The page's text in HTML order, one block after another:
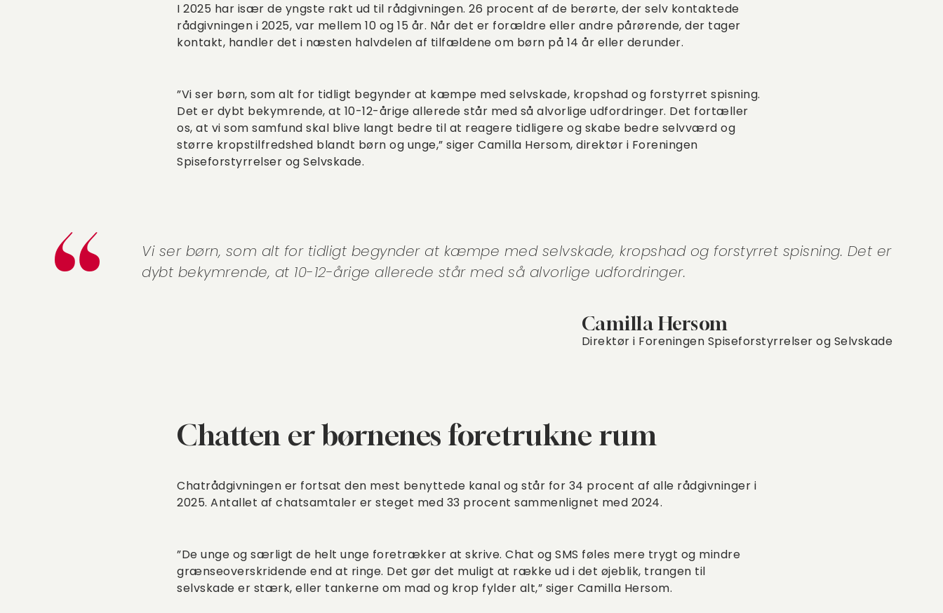
I 2025 har især de yngste rakt ud til rådgivningen. 26 procent af de berørte, der selv kontaktede
rådgivningen i 2025, var mellem 10 og 15 år. Når det er forældre eller andre pårørende, der tager
kontakt, handler det i næsten halvdelen af tilfældene om børn på 14 år eller derunder.
”Vi ser børn, som alt for tidligt begynder at kæmpe med selvskade, kropshad og forstyrret spisning.
Det er dybt bekymrende, at 10-12-årige allerede står med så alvorlige udfordringer. Det fortæller
os, at vi som samfund skal blive langt bedre til at reagere tidligere og skabe bedre selvværd og
større kropstilfredshed blandt børn og unge,” siger Camilla Hersom, direktør i Foreningen
Spiseforstyrrelser og Selvskade.
Vi ser børn, som alt for tidligt begynder at kæmpe med selvskade, kropshad og forstyrret spisning. Det er
dybt bekymrende, at 10-12-årige allerede står med så alvorlige udfordringer.
Camilla Hersom
Direktør i Foreningen Spiseforstyrrelser og Selvskade
Chatten er børnenes foretrukne rum
Chatrådgivningen er fortsat den mest benyttede kanal og står for 34 procent af alle rådgivninger i
2025. Antallet af chatsamtaler er steget med 33 procent sammenlignet med 2024.
”De unge og særligt de helt unge foretrækker at skrive. Chat og SMS føles mere trygt og mindre
grænseoverskridende end at ringe. Det gør det muligt at række ud i det øjeblik, trangen til
selvskade er stærk, eller tankerne om mad og krop fylder alt,” siger Camilla Hersom.